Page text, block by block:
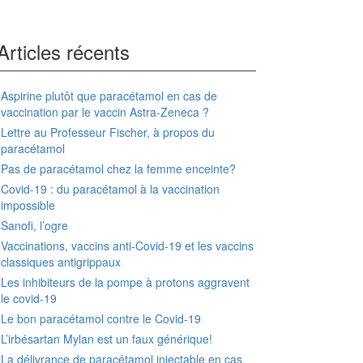
récents
Aspirine plutôt que paracétamol en cas de
vaccination par le vaccin Astra-Zeneca ?
Lettre au Professeur Fischer, à propos du
paracétamol
Pas de paracétamol chez la femme enceinte?
Covid-19 : du paracétamol à la vaccination
impossible
Sanofi, l’ogre
Vaccinations, vaccins anti-Covid-19 et les vaccins
classiques antigrippaux
Les inhibiteurs de la pompe à protons aggravent
le covid-19
Le bon paracétamol contre le Covid-19
L’irbésartan Mylan est un faux générique!
La délivrance de paracétamol injectable en cas